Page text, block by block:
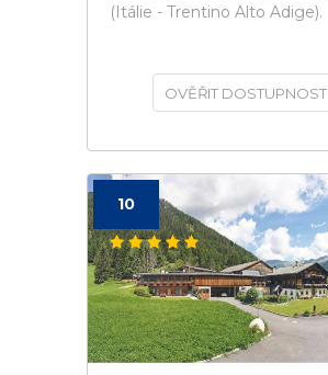
(Itálie - Trentino Alto Adige).
OVĚŘIT DOSTUPNOST
10